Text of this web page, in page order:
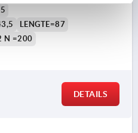
LENGTE=87
N =200
DETAILS